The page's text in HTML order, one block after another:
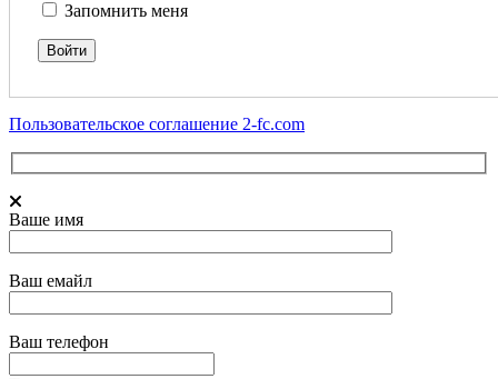
Запомнить меня
Пользовательское соглашение 2-fc.com
Ваше имя
Ваш емайл
Ваш телефон